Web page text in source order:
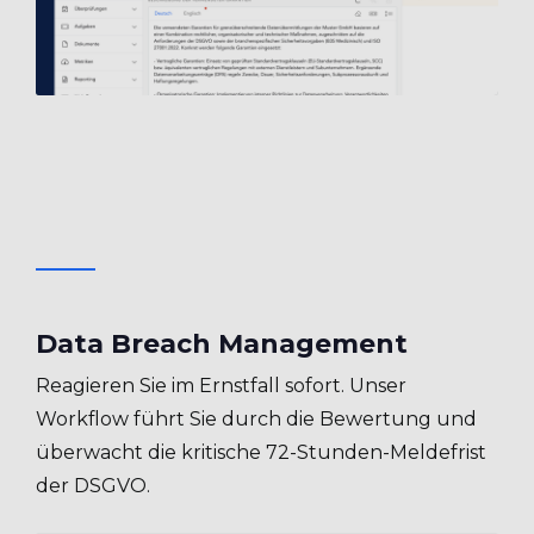
Data Breach Management
Reagieren Sie im Ernstfall sofort. Unser
Workflow führt Sie durch die Bewertung und
überwacht die kritische 72-Stunden-Meldefrist
der DSGVO.